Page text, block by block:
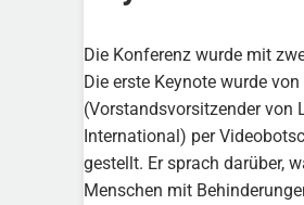
Die Konferenz wurde mit
Die erste Keynote wurde von
(Vorstandsvorsitzender von
International) per
gestellt. Er sprach darüber,
Menschen mit